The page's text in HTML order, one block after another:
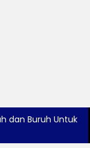
dan Buruh Untuk